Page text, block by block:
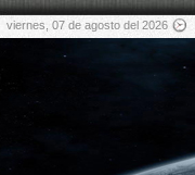
viernes, 07 de agosto del 2026